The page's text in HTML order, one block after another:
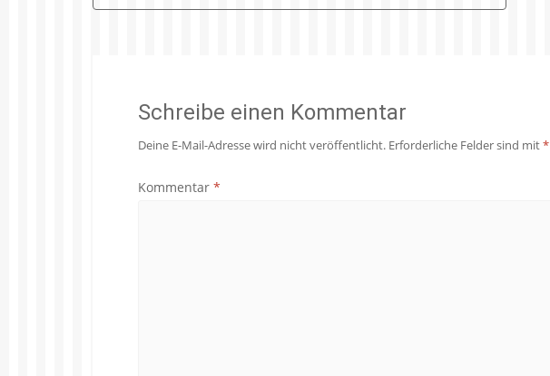
Schreibe einen Kommentar
Deine E-Mail-Adresse wird nicht veröffentlicht. Erforderliche Felder sind mit*
Kommentar *